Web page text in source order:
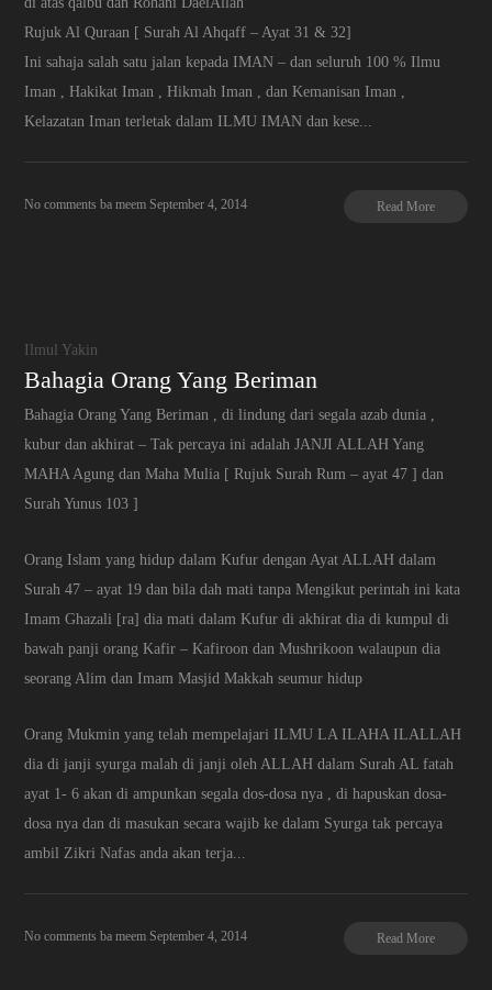
Rujuk Al Quraan [ Surah Al Ahqaff – Ayat 31 & 32]
Ini sahaja salah satu jalan kepada IMAN – dan seluruh 100 % Ilmu
Iman , Hakikat Iman , Hikmah Iman , dan Kemanisan Iman ,
Kelazatan Iman terletak dalam ILMU IMAN dan kese...
No comments ba meem September 4, 2014 Read More
Ilmul Yakin
Bahagia Orang Yang Beriman
Bahagia Orang Yang Beriman , di lindung dari segala azab dunia ,
kubur dan akhirat – Tak percaya ini adalah JANJI ALLAH Yang
MAHA Agung dan Maha Mulia [ Rujuk Surah Rum – ayat 47 ] dan
Surah Yunus 103 ]
Orang Islam yang hidup dalam Kufur dengan Ayat ALLAH dalam
Surah 47 – ayat 19 dan bila dah mati tanpa Mengikut perintah ini kata
Imam Ghazali [ra] dia mati dalam Kufur di akhirat dia di kumpul di
bawah panji orang Kafir – Kafiroon dan Mushrikoon walaupun dia
seorang Alim dan Imam Masjid Makkah seumur hidup
Orang Mukmin yang telah mempelajari ILMU LA ILAHA ILALLAH
dia di janji syurga malah di janji oleh ALLAH dalam Surah AL fatah
ayat 1- 6 akan di ampunkan segala dos-dosa nya , di hapuskan dosa-
dosa nya dan di masukan secara wajib ke dalam Syurga tak percaya
ambil Zikri Nafas anda akan terja...
No comments ba meem September 4, 2014 Read More